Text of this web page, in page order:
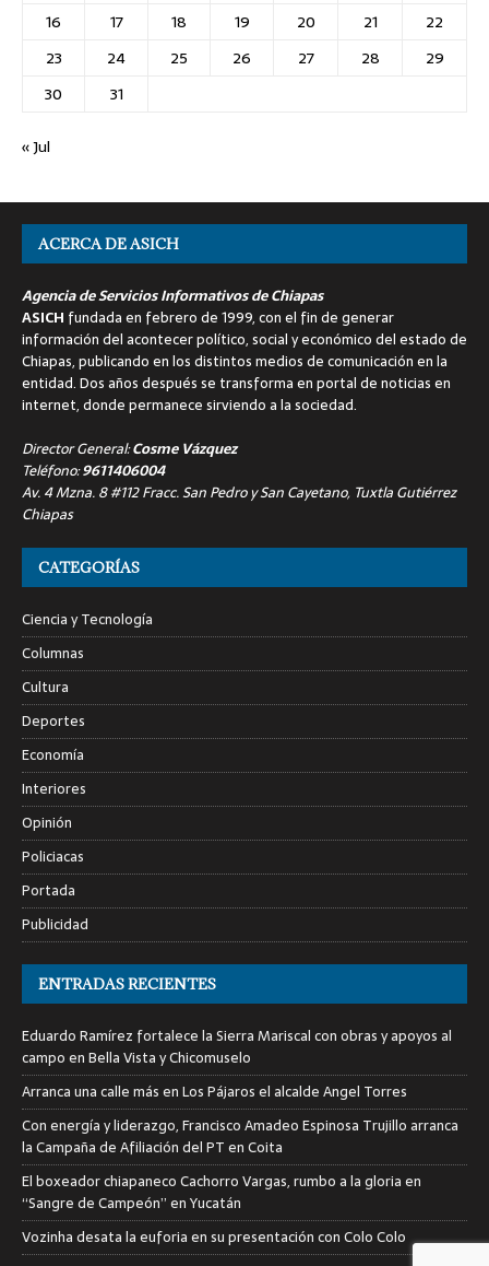
16
17 18 19 20 21
22
23
24 25 26 27 28
29
30
31
« Jul
ACERCA DE ASICH
Agencia de Servicios Informativos de Chiapas
ASICH fundada en febrero de 1999, con el fin de generar
información del acontecer político, social y económico del estado de
Chiapas, publicando en los distintos medios de comunicación en la
entidad. Dos años después se transforma en portal de noticias en
internet, donde permanece sirviendo a la sociedad.
Director General:Cosme Vázquez
Teléfono:9611406004
Av. 4 Mzna. 8 #112 Fracc. San Pedro y San Cayetano, Tuxtla Gutiérrez
Chiapas
CATEGORÍAS
Ciencia y Tecnología
Columnas
Cultura
Deportes
Economía
Interiores
Opinión
Policiacas
Portada
Publicidad
ENTRADAS RECIENTES
Eduardo Ramírez fortalece la Sierra Mariscal con obras y apoyos al
campo en Bella Vista y Chicomuselo
Arranca una calle más en Los Pájaros el alcalde Angel Torres
Con energía y liderazgo, Francisco Amadeo Espinosa Trujillo arranca
la Campaña de Afiliación del PT en Coita
El boxeador chiapaneco Cachorro Vargas, rumbo a la gloria en
“Sangre de Campeón” en Yucatán
Vozinha desata la euforia en su presentación con Colo Colo